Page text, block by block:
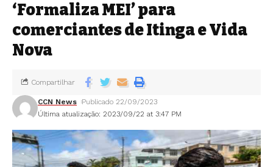
‘Formaliza MEI’ para
comerciantes de Itinga e Vida
Nova
Última atualização: 2023/09/22 at 3:47 PM
CCN News Publicado 22/09/2023
Compartilhar